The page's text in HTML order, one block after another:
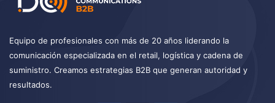
Equipo de profesionales con más de 20 años liderando la
comunicación especializada en el retail, logística y cadena de
suministro. Creamos estrategias B2B que generan autoridad y
resultados.